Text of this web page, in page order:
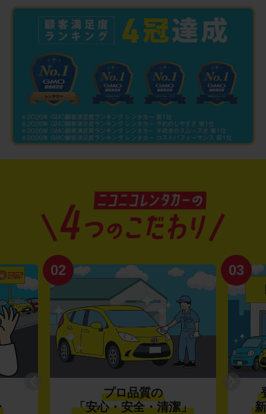
02
プロ品質の
「安心・安全・清潔」
03